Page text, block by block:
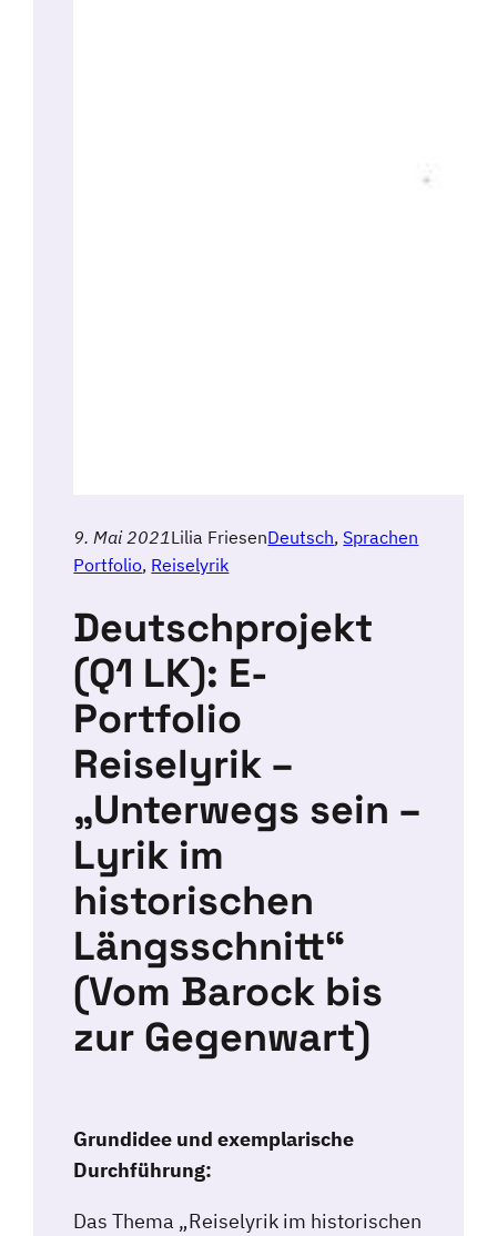
9. Mai 2021Lilia FriesenDeutsch, Sprachen
Portfolio, Reiselyrik
Deutschprojekt
(Q1 LK): E-
Portfolio
Reiselyrik –
„Unterwegs sein –
Lyrik im
historischen
Längsschnitt“
(Vom Barock bis
zur Gegenwart)
Grundidee und exemplarische
Durchführung:
Das Thema „Reiselyrik im historischen